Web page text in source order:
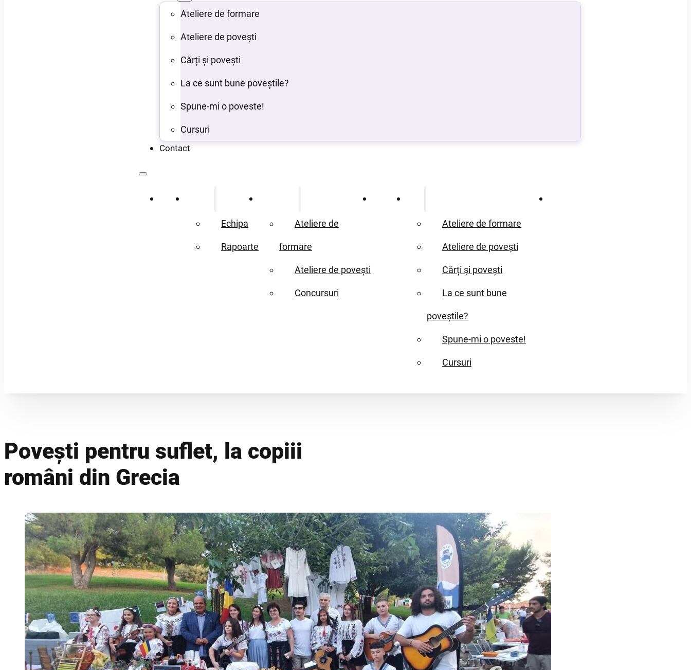
Ateliere de formare
Ateliere de povești
Cărți și povești
La ce sunt bune poveștile?
Spune-mi o poveste!
Cursuri
Contact
Acasă
Echipa
Rapoarte
Ateliere de
formare
Ateliere de povești
Concursuri
Proiecte
Ateliere de formare
Ateliere de povești
Cărți și povești
La ce sunt bune
poveștile?
Spune-mi o poveste!
Cursuri
Povești pentru suflet, la copiii
români din Grecia